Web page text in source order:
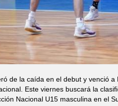
de la caída en el debut y venció
Este viernes buscará la
Nacional U15 masculina en el